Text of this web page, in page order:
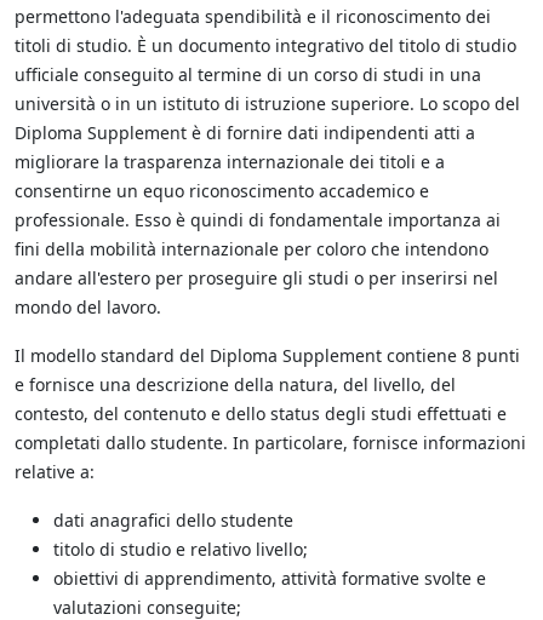
permettono l'adeguata spendibilità e il riconoscimento dei
titoli di studio. È un documento integrativo del titolo di studio
ufficiale conseguito al termine di un corso di studi in una
università o in un istituto di istruzione superiore. Lo scopo del
Diploma Supplement è di fornire dati indipendenti atti a
migliorare la trasparenza internazionale dei titoli e a
consentirne un equo riconoscimento accademico e
professionale. Esso è quindi di fondamentale importanza ai
fini della mobilità internazionale per coloro che intendono
andare all'estero per proseguire gli studi o per inserirsi nel
mondo del lavoro.
Il modello standard del Diploma Supplement contiene 8 punti
e fornisce una descrizione della natura, del livello, del
contesto, del contenuto e dello status degli studi effettuati e
completati dallo studente. In particolare, fornisce informazioni
relative a:
dati anagrafici dello studente
titolo di studio e relativo livello;
obiettivi di apprendimento, attività formative svolte e
valutazioni conseguite;